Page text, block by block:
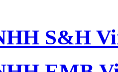
S&H